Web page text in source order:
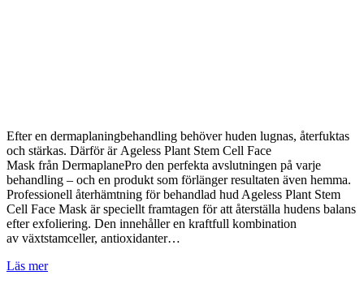
Efter en dermaplaningbehandling behöver huden lugnas, återfuktas
och stärkas. Därför är Ageless Plant Stem Cell Face
Mask från DermaplanePro den perfekta avslutningen på varje
behandling – och en produkt som förlänger resultaten även hemma.
Professionell återhämtning för behandlad hud Ageless Plant Stem
Cell Face Mask är speciellt framtagen för att återställa hudens balans
efter exfoliering. Den innehåller en kraftfull kombination
av växtstamceller, antioxidanter…
Läs mer